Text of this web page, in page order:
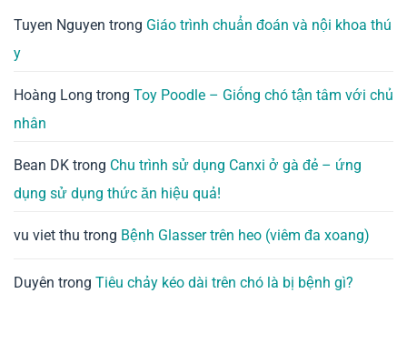
Tuyen Nguyen trong Giáo trình chuẩn đoán và nội khoa thú
y
Hoàng Long trong Toy Poodle – Giống chó tận tâm với chủ
nhân
Bean DK trong Chu trình sử dụng Canxi ở gà đẻ – ứng
dụng sử dụng thức ăn hiệu quả!
vu viet thu trong Bệnh Glasser trên heo (viêm đa xoang)
Duyên trong Tiêu chảy kéo dài trên chó là bị bệnh gì?